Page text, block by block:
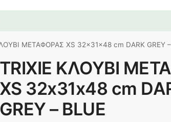
ΜΕΤΑΦΟΡΑΣ XS 32x31x48 cm DARK GREY –
TRIXIE ΚΛΟΥΒΙ
XS 32x31x48 cm
GREY – BLUE